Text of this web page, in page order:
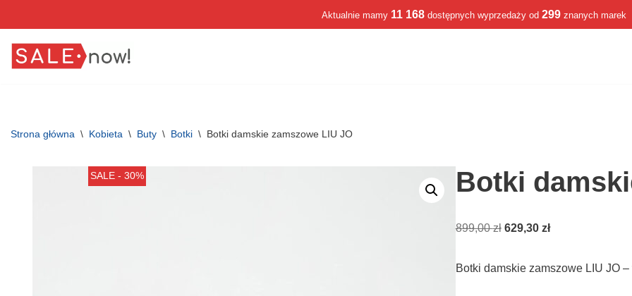
do
Aktualnie mamy 11 168 dostępnych wyprzedaży od 299 znanych marek
Strona główna \ Kobieta \ Buty \ Botki \ Botki damskie zamszowe LIU JO
SALE - 30% Botki
899,00zł 629,30 zł
Botki damskie zamszowe LIU JO